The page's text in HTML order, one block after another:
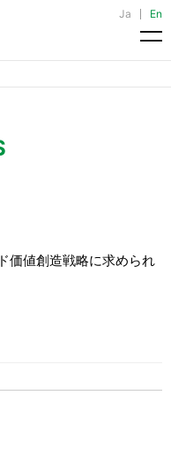
Ja En
メ
価値創造戦略に求められ